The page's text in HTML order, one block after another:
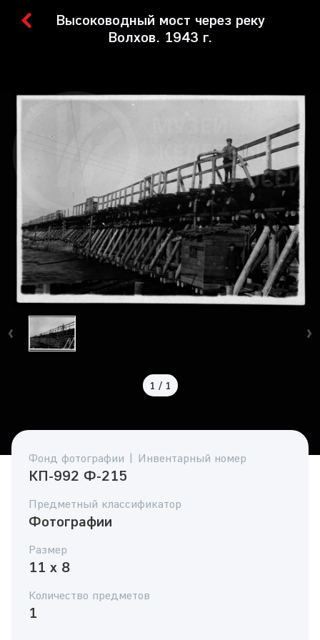
Высоководный мост через реку
Волхов. 1943 г.
1 / 1
Фонд фотографии | Инвентарный номер
КП-992 Ф-215
Предметный классификатор
Фотографии
Размер
11 x 8
Количество предметов
1